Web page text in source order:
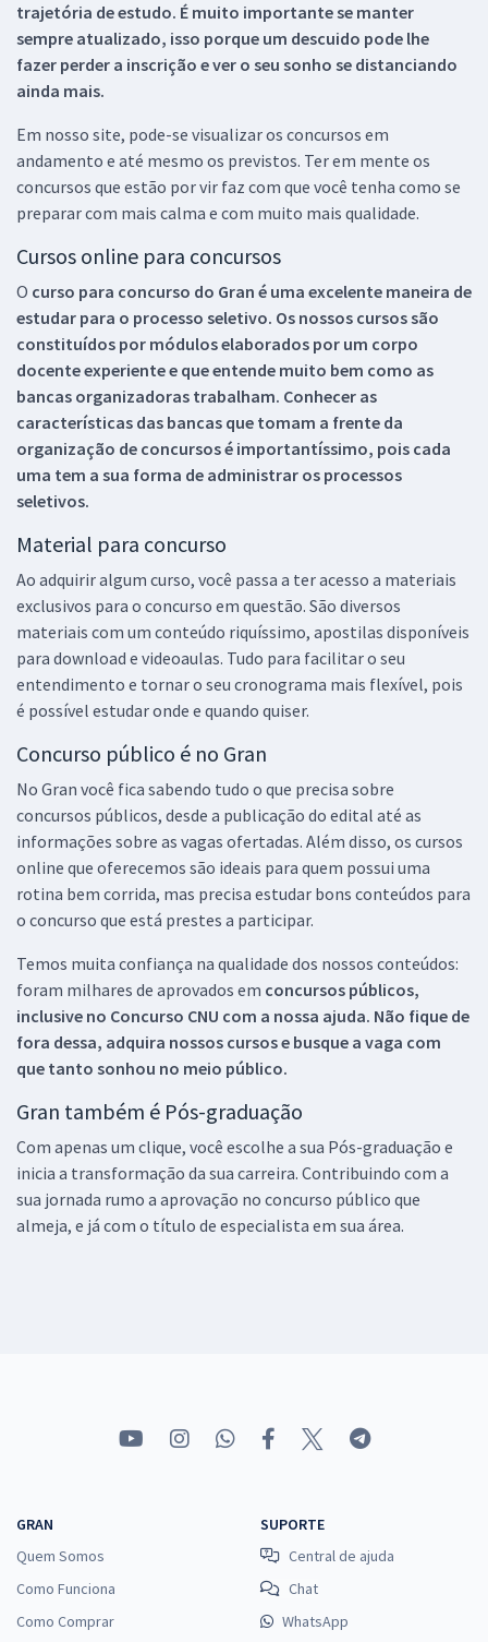
trajetória de estudo. É muito importante se manter
sempre atualizado, isso porque um descuido pode lhe
fazer perder a inscrição e ver o seu sonho se distanciando
ainda mais.
Em nosso site, pode-se visualizar os concursos em
andamento e até mesmo os previstos. Ter em mente os
concursos que estão por vir faz com que você tenha como se
preparar com mais calma e com muito mais qualidade.
Cursos online para concursos
O curso para concurso do Gran é uma excelente maneira de
estudar para o processo seletivo. Os nossos cursos são
constituídos por módulos elaborados por um corpo
docente experiente e que entende muito bem como as
bancas organizadoras trabalham. Conhecer as
características das bancas que tomam a frente da
organização de concursos é importantíssimo, pois cada
uma tem a sua forma de administrar os processos
seletivos.
Material para concurso
Ao adquirir algum curso, você passa a ter acesso a materiais
exclusivos para o concurso em questão. São diversos
materiais com um conteúdo riquíssimo, apostilas disponíveis
para download e videoaulas. Tudo para facilitar o seu
entendimento e tornar o seu cronograma mais flexível, pois
é possível estudar onde e quando quiser.
Concurso público é no Gran
No Gran você fica sabendo tudo o que precisa sobre
concursos públicos, desde a publicação do edital até as
informações sobre as vagas ofertadas. Além disso, os cursos
online que oferecemos são ideais para quem possui uma
rotina bem corrida, mas precisa estudar bons conteúdos para
o concurso que está prestes a participar.
Temos muita confiança na qualidade dos nossos conteúdos:
foram milhares de aprovados em concursos públicos,
inclusive no Concurso CNU com a nossa ajuda. Não fique de
fora dessa, adquira nossos cursos e busque a vaga com
que tanto sonhou no meio público.
Gran também é Pós-graduação
Com apenas um clique, você escolhe a sua Pós-graduação e
inicia a transformação da sua carreira. Contribuindo com a
sua jornada rumo a aprovação no concurso público que
almeja, e já com o título de especialista em sua área.
GRAN
Quem Somos
Como Funciona
Como Comprar
SUPORTE
Central de ajuda
Chat
WhatsApp